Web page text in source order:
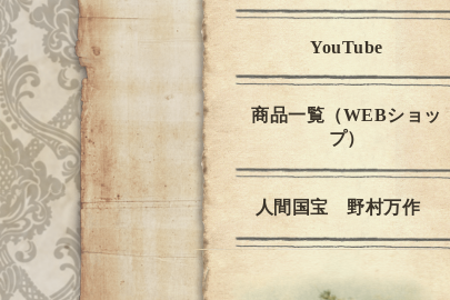
YouTube
商品一覧（WEBショッ
プ）
人間国宝 野村万作